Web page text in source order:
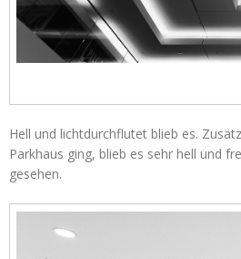
Hell und lichtdurchflutet blieb es.
Parkhaus ging, blieb es sehr hell und
gesehen.